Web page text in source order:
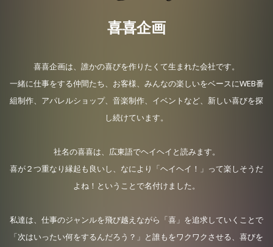
喜喜企画
喜喜企画は、誰かの喜びを作りたくて生まれた会社です。
一緒に仕事をする仲間たち、お客様、みんなの楽しいをベースにWEB番
組制作、アパレルショップ、音楽制作、イベントなど、 新しい喜びを探
し続けています。
社名の喜喜は、広東語でヘイヘイと読みます。
喜が２つ重なり縁起も良いし、 なにより「ヘイヘイ！」って楽しそうだ
よね！ということで名付けました。
私達は、 仕事のジャンルを飛び越えながら「喜」を追求していくことで
「次はいったい何をするんだろう？」と誰もをワクワクさせる、 喜びを